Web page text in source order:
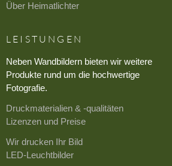
Über Heimatlichter
LEISTUNGEN
Neben Wandbildern bieten wir weitere
Produkte rund um die hochwertige
Fotografie.
Druckmaterialien & -qualitäten
Lizenzen und Preise
Wir drucken Ihr Bild
LED-Leuchtbilder